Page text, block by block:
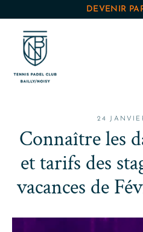
contenu
DEVENIR
24
Connaître les
et tarifs des
vacances de